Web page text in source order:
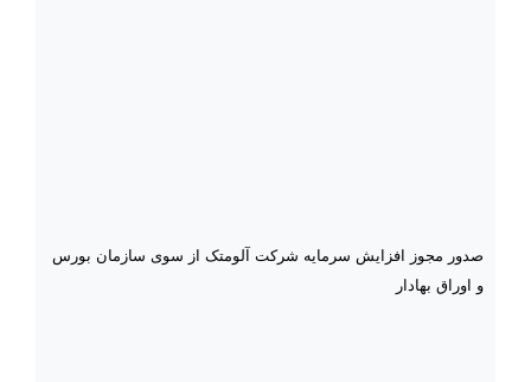
صدور مجوز افزایش سرمایه شرکت آلومتک از سوی سازمان بورس
و اوراق بهادار